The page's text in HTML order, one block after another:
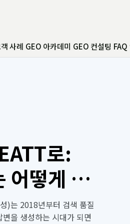
사례 GEO 아카데미 GEO 컨설팅 FAQ
로:
어떻게 재
)는 2018년부터 검색 품질
을 생성하는 시대가 되면